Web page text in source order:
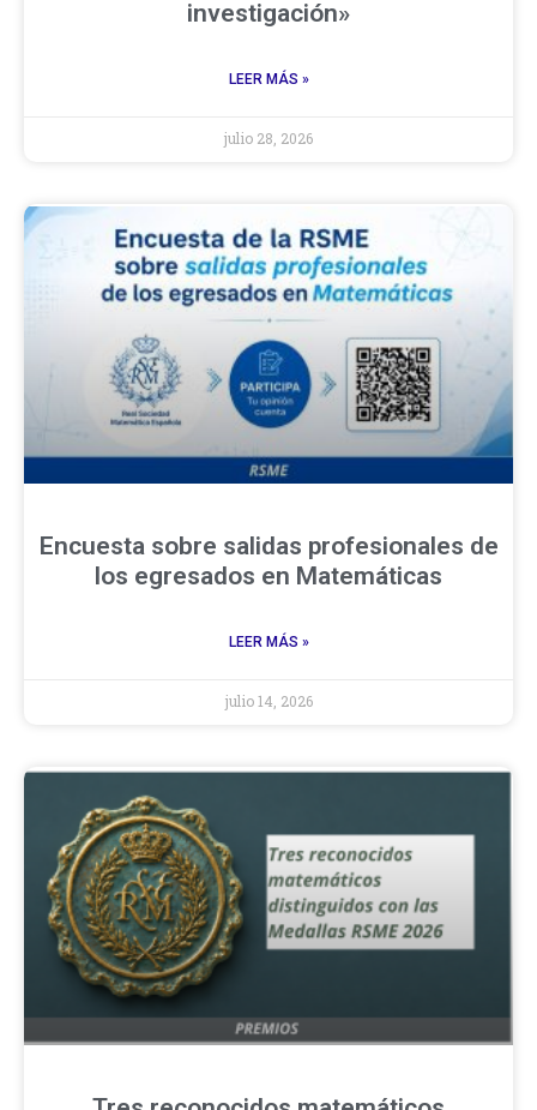
investigación»
LEER MÁS »
julio 28, 2026
Encuesta sobre salidas profesionales de
los egresados en Matemáticas
LEER MÁS »
julio 14, 2026